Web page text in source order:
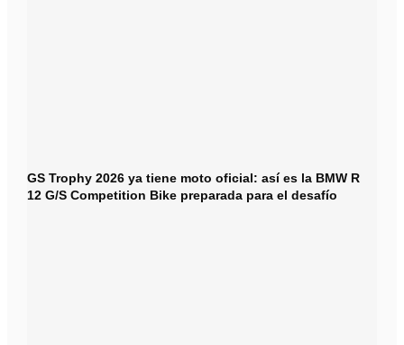
GS Trophy 2026 ya tiene moto oficial: así es la BMW R
12 G/S Competition Bike preparada para el desafío